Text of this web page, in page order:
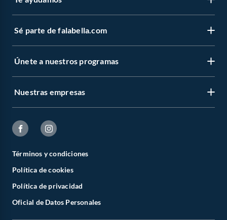
Sé parte de falabella.com
Únete a nuestros programas
Nuestras empresas
Términos y condiciones
Política de cookies
Política de privacidad
Oficial de Datos Personales